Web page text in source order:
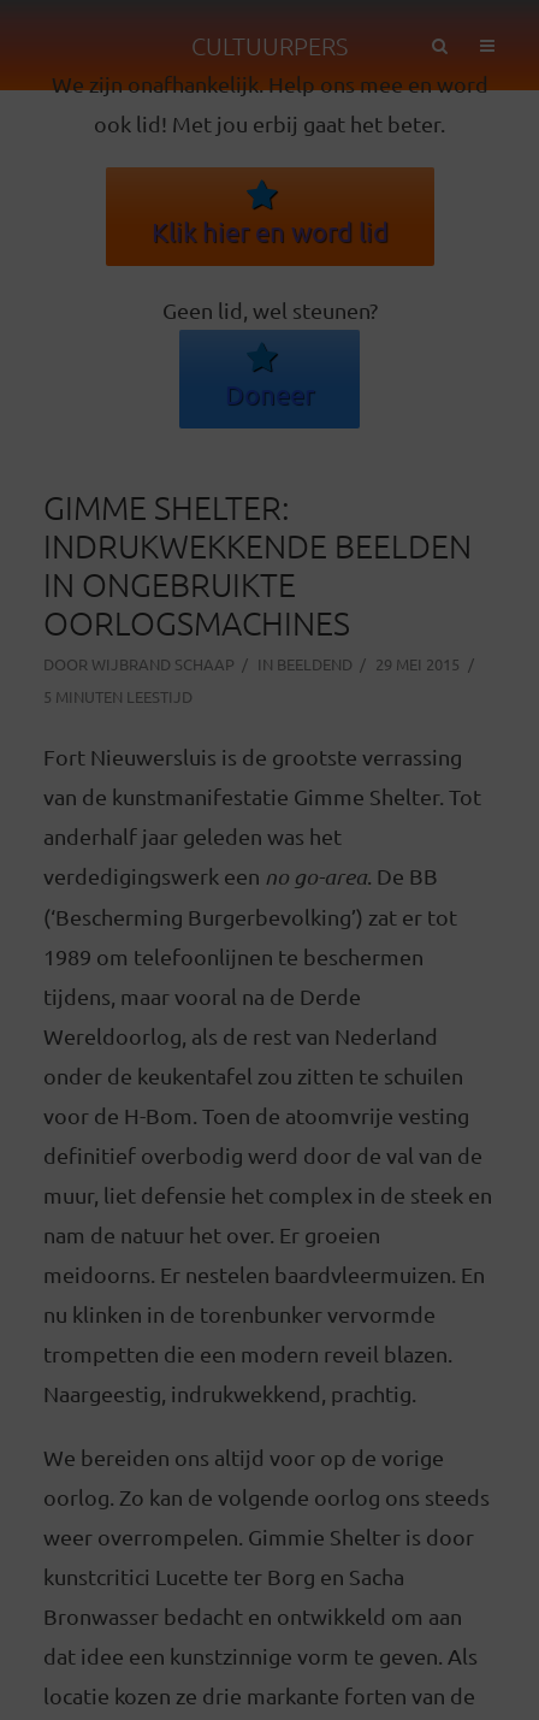
CULTUURPERS
We zijn onafhankelijk. Help ons mee en word
ook lid! Met jou erbij gaat het beter.
Klik hier en word lid
Geen lid, wel steunen?
Doneer
GIMME SHELTER:
INDRUKWEKKENDE BEELDEN
IN ONGEBRUIKTE
OORLOGSMACHINES
DOOR WIJBRAND SCHAAP IN BEELDEND
29 MEI 2015
5 MINUTEN LEESTIJD
Fort Nieuwersluis is de grootste verrassing
van de kunstmanifestatie Gimme Shelter. Tot
anderhalf jaar geleden was het
verdedigingswerk een no go-area. De BB
(‘Bescherming Burgerbevolking’) zat er tot
1989 om telefoonlijnen te beschermen
tijdens, maar vooral na de Derde
Wereldoorlog, als de rest van Nederland
onder de keukentafel zou zitten te schuilen
voor de H-Bom. Toen de atoomvrije vesting
definitief overbodig werd door de val van de
muur, liet defensie het complex in de steek en
nam de natuur het over. Er groeien
meidoorns. Er nestelen baardvleermuizen. En
nu klinken in de torenbunker vervormde
trompetten die een modern reveil blazen.
Naargeestig, indrukwekkend, prachtig.
We bereiden ons altijd voor op de vorige
oorlog. Zo kan de volgende oorlog ons steeds
weer overrompelen. Gimmie Shelter is door
kunstcritici Lucette ter Borg en Sacha
Bronwasser bedacht en ontwikkeld om aan
dat idee een kunstzinnige vorm te geven. Als
locatie kozen ze drie markante forten van de